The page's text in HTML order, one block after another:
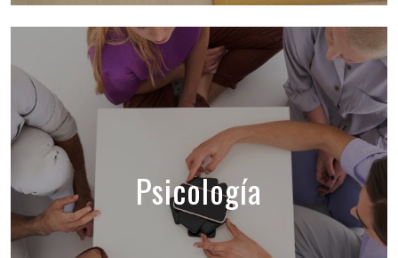
Psicología